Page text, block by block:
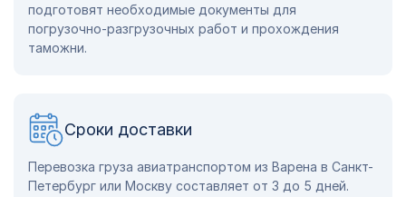
подготовят необходимые документы для
погрузочно-разгрузочных работ и прохождения
таможни.
Сроки доставки
Перевозка груза авиатранспортом из Варена в Санкт-
Петербург или Москву составляет от 3 до 5 дней.